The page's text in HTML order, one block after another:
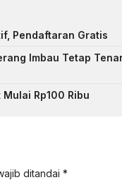
Pendaftaran Gratis
Imbau Tetap
Rp100 Ribu
ditandai *